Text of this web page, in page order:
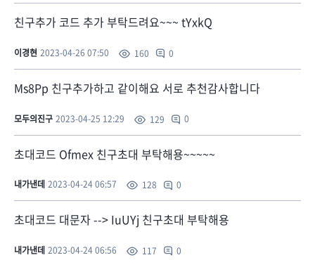
친구추가 코드 추가 부탁드려요~~~ tYxkQ
이경현 2023-04-26 07:50 160 0
Ms8Pp 친구추가하고 같이해요 서로 추천감사합니다
모두의진구 2023-04-25 12:29 129 0
초대코드 Ofmex 친구초대 부탁해용~~~~~
내가낸데 2023-04-24 06:57 128 0
초대코드 대문자 --> IuUYj 친구초대 부탁해용
내가낸데 2023-04-24 06:56 117 0